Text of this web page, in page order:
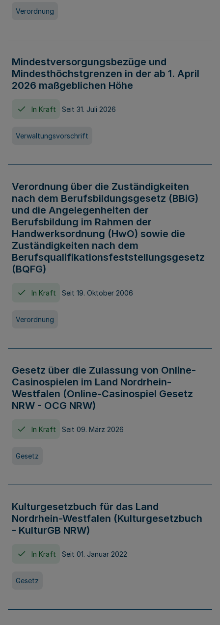
Verordnung
Mindestversorgungsbezüge und
Mindesthöchstgrenzen in der ab 1. April
2026 maßgeblichen Höhe
In Kraft Seit 31. Juli 2026
Verwaltungsvorschrift
Verordnung über die Zuständigkeiten
nach dem Berufsbildungsgesetz (BBiG)
und die Angelegenheiten der
Berufsbildung im Rahmen der
Handwerksordnung (HwO) sowie die
Zuständigkeiten nach dem
Berufsqualifikationsfeststellungsgesetz
(BQFG)
In Kraft Seit 19. Oktober 2006
Verordnung
Gesetz über die Zulassung von Online-
Casinospielen im Land Nordrhein-
Westfalen (Online-Casinospiel Gesetz
NRW - OCG NRW)
In Kraft Seit 09. März 2026
Gesetz
Kulturgesetzbuch für das Land
Nordrhein-Westfalen (Kulturgesetzbuch
- KulturGB NRW)
In Kraft Seit 01. Januar 2022
Gesetz